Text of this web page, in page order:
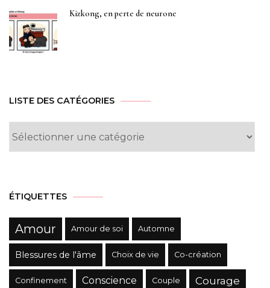
Kizkong, en perte de neurone
LISTE DES CATÉGORIES
ÉTIQUETTES
Amour Amour de soi Automne
Blessures de l'âme Choix de vie Co-création
Confinement Conscience Couple Courage